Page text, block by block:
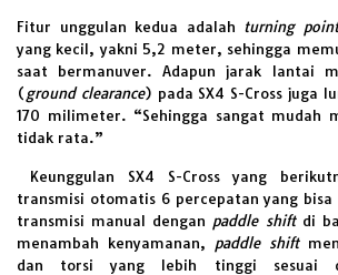
Fitur unggulan kedua adalah turning point
yang kecil, yakni 5,2 meter, sehingga
saat bermanuver. Adapun jarak lantai
(ground clearance) pada SX4 S-Cross juga
170 milimeter. “Sehingga sangat mudah
tidak rata.”
Keunggulan SX4 S-Cross yang
transmisi otomatis 6 percepatan yang bisa
transmisi manual dengan paddle shiftdi
menambah kenyamanan, paddle shift
dan torsi yang lebih tinggi sesuai